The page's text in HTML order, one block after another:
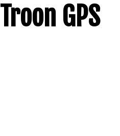
Troon GPS